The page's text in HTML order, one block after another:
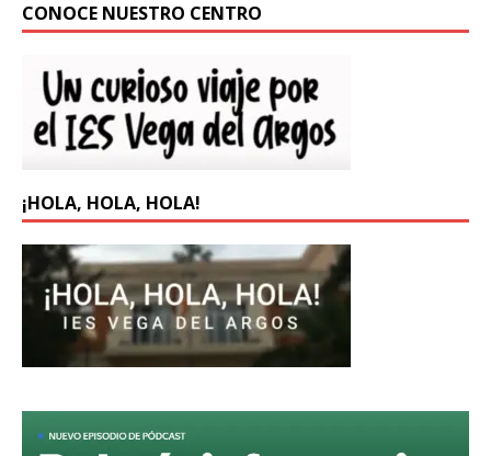
CONOCE NUESTRO CENTRO
¡HOLA, HOLA, HOLA!